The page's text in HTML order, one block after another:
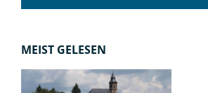
MEIST GELESEN